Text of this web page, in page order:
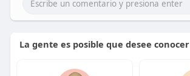
La gente es posible que desee conocer